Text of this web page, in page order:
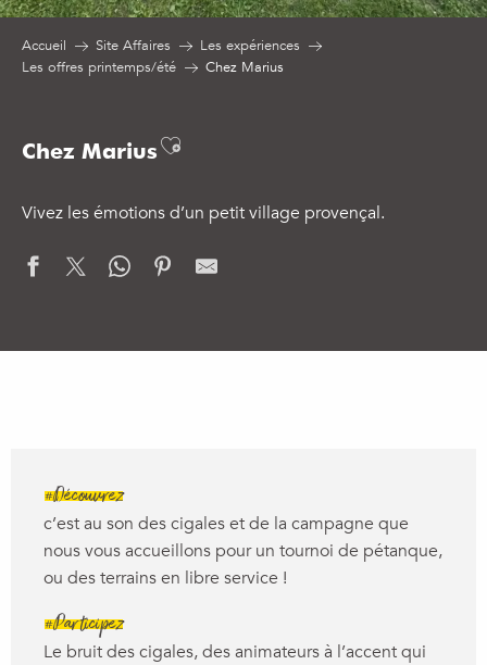
Accueil Site Affaires
Les expériences
Les offres printemps/été
Chez Marius
Chez MariusAjouter aux favoris
Vivez les émotions d’un petit village provençal.
#Découvrez
c’est au son des cigales et de la campagne que
nous vous accueillons pour un tournoi de pétanque,
ou des terrains en libre service !
#Participez
Le bruit des cigales, des animateurs à l’accent qui